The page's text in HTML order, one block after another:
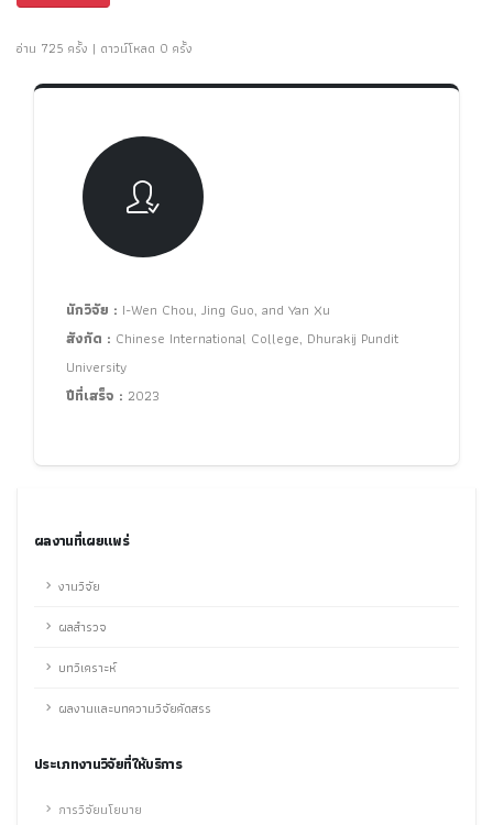
อ่าน 725 ครั้ง | ดาวน์โหลด 0 ครั้ง
นักวิจัย : I-Wen Chou, Jing Guo, and Yan Xu
สังกัด : Chinese International College, Dhurakij Pundit
University
ปีที่เสร็จ : 2023
ผลงานที่เผยแพร่
งานวิจัย
ผลสำรวจ
บทวิเคราะห์
ผลงานและบทความวิจัยคัดสรร
ประเภทงานวิจัยที่ให้บริการ
การวิจัยนโยบาย